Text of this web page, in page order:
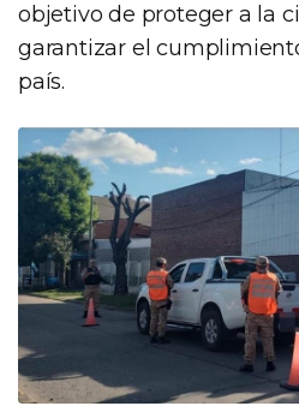
objetivo de proteger a la
garantizar el
país.